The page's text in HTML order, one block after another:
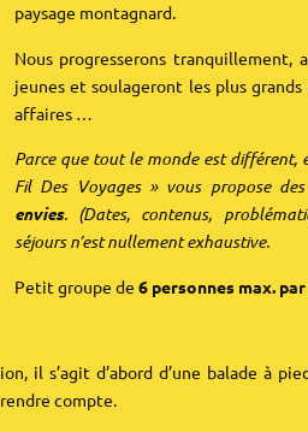
paysage montagnard.
Nous progresserons
jeunes et soulageront les plus
affaires …
Parce que tout le monde est différent,
Fil Des Voyages » vous propose des
envies. (Dates, contenus,
séjours n’est nullement exhaustive.
Petit groupe de 6 personnes max.
il s’agit d’abord d’une balade à
rendre compte.